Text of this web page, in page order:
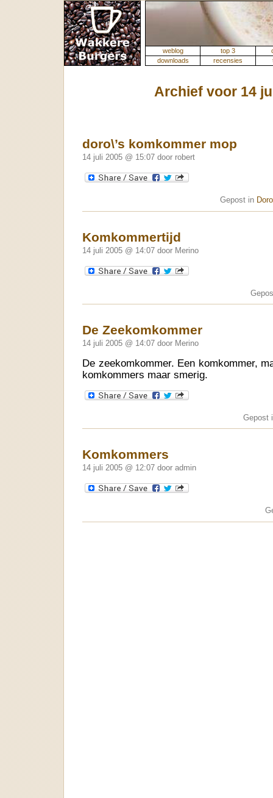
weblog top 3
downloads
recensies
Archief voor 14
doro\’s komkommer mop
14 juli 2005 @ 15:07 door robert
Gepost in
Komkommertijd
14 juli 2005 @ 14:07 door Merino
De Zeekomkommer
14 juli 2005 @ 14:07 door Merino
De zeekomkommer. Een komkommer,
komkommers maar smerig.
Gepost
Komkommers
14 juli 2005 @ 12:07 door admin